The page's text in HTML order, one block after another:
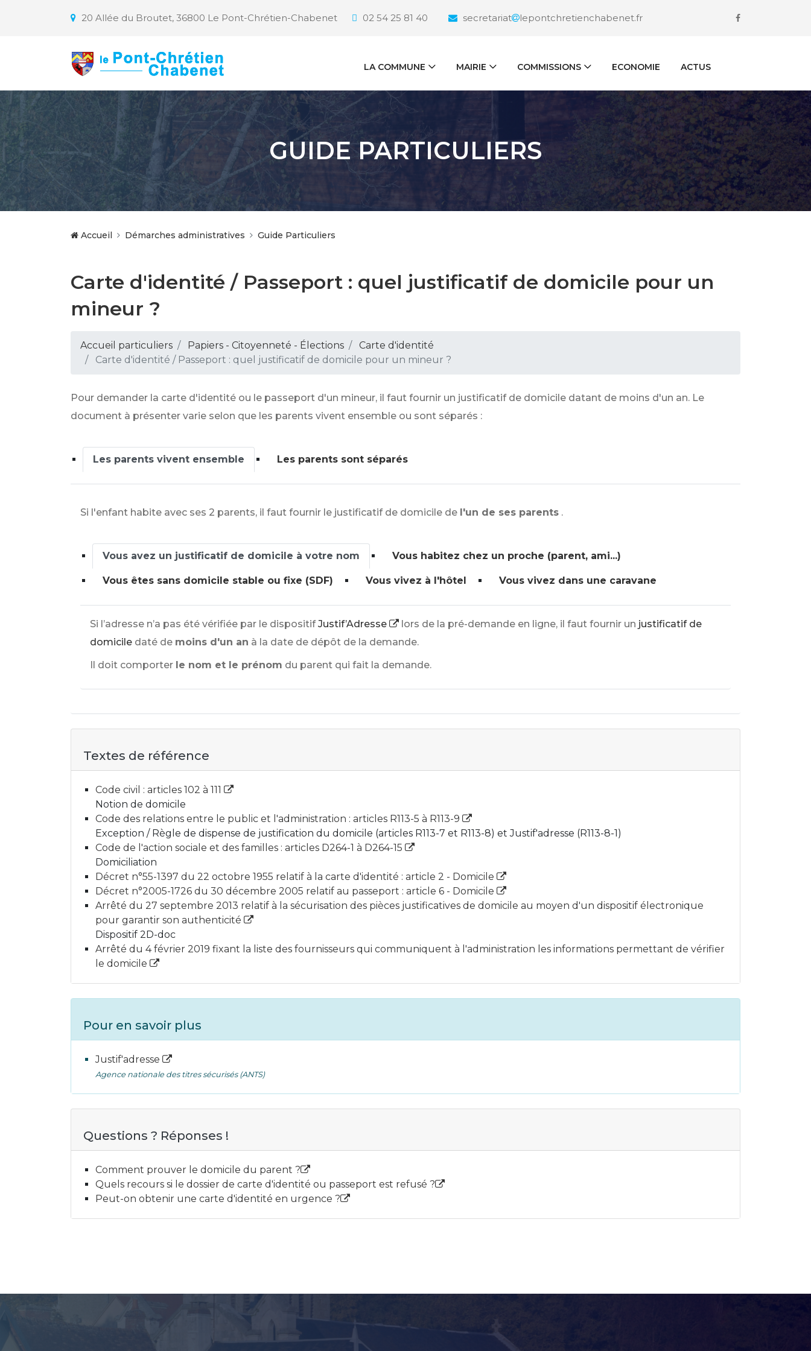
20 Allée du Broutet, 36800 Le Pont-Chrétien-Chabenet 02 54 25 81 40 secretariat lepontchretienchabenet.fr
LA COMMUNE MAIRIE COMMISSIONS ECONOMIE ACTUS
GUIDE PARTICULIERS
Accueil Démarches administratives Guide Particuliers
Carte d'identité / Passeport : quel justificatif de domicile pour un
mineur ?
Accueil particuliers Papiers - Citoyenneté - Élections
Carte d'identité
Carte d'identité / Passeport : quel justificatif de domicile pour un mineur ?
Pour demander la carte d'identité ou le passeport d'un mineur, il faut fournir un justificatif de domicile datant de moins d'un an. Le
document à présenter varie selon que les parents vivent ensemble ou sont séparés :
Les parents vivent ensemble Les parents sont séparés
Si l'enfant habite avec ses 2 parents, il faut fournir le justificatif de domicile de l'un de ses parents .
Vous avez un justificatif de domicile à votre nom Vous habitez chez un proche (parent, ami...)
Vous êtes sans domicile stable ou fixe (SDF) Vous vivez à l'hôtel Vous vivez dans une caravane
Si l’adresse n’a pas été vérifiée par le dispositif Justif’Adresse lors de la pré-demande en ligne, il faut fournir un justificatif de
domicile daté de moins d'un an à la date de dépôt de la demande.
Il doit comporter le nom et le prénom du parent qui fait la demande.
Textes de référence
Code civil : articles 102 à 111
Notion de domicile
Code des relations entre le public et l'administration : articles R113-5 à R113-9
Exception / Règle de dispense de justification du domicile (articles R113-7 et R113-8) et Justif'adresse (R113-8-1)
Code de l'action sociale et des familles : articles D264-1 à D264-15
Domiciliation
Décret n°55-1397 du 22 octobre 1955 relatif à la carte d'identité : article 2 - Domicile
Décret n°2005-1726 du 30 décembre 2005 relatif au passeport : article 6 - Domicile
Arrêté du 27 septembre 2013 relatif à la sécurisation des pièces justificatives de domicile au moyen d'un dispositif électronique
pour garantir son authenticité
Dispositif 2D-doc
Arrêté du 4 février 2019 fixant la liste des fournisseurs qui communiquent à l'administration les informations permettant de vérifier
le domicile
Pour en savoir plus
Justif'adresse
Agence nationale des titres sécurisés (ANTS)
Questions ? Réponses !
Comment prouver le domicile du parent ?
Quels recours si le dossier de carte d'identité ou passeport est refusé ?
Peut-on obtenir une carte d'identité en urgence ?